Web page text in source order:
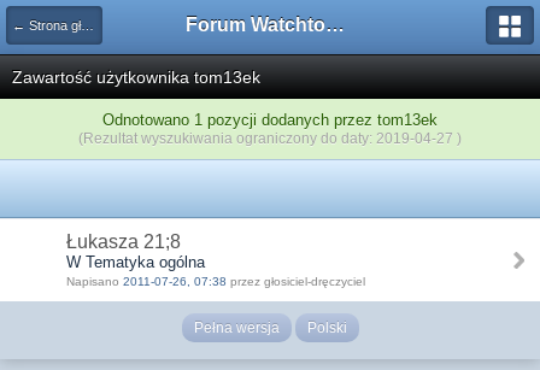
← Strona główna Forum Watchtower
Zawartość użytkownika tom13ek
Odnotowano 1 pozycji dodanych przez tom13ek
(Rezultat wyszukiwania ograniczony do daty: 2019-04-27 )
Łukasza 21;8
W Tematyka ogólna
Napisano 2011-07-26, 07:38 przez głosiciel-dręczyciel
Pełna wersja Polski